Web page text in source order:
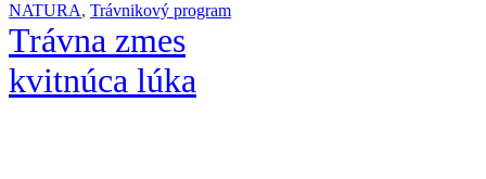
NATURA, Trávnikový program
Trávna zmes
kvitnúca lúka